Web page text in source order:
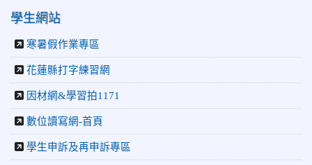
學生網站
寒暑假作業專區
花蓮縣打字練習網
因材網&學習拍1171
數位讀寫網-首頁
學生申訴及再申訴專區